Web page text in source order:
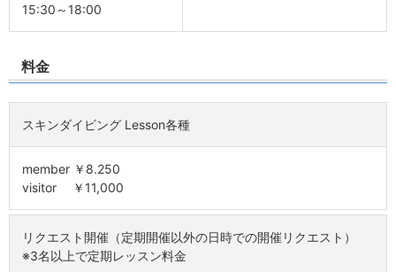
15:30～18:00
料金
スキンダイビング Lesson各種
member ￥8.250
visitor ￥11,000
リクエスト開催（定期開催以外の日時での開催リクエスト）
※3名以上で定期レッスン料金